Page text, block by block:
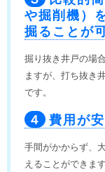
や掘削機）
掘ることが
掘り抜き井戸の場
ますが、打ち抜き
です。
４ 費用が
手間がかからず、
えることができます